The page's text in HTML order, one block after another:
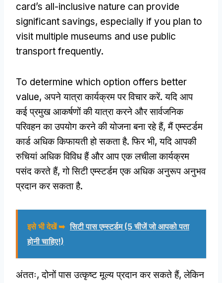
card’s all-inclusive nature can provide
significant savings, especially if you plan to
visit multiple museums and use public
transport frequently.
To determine which option offers better
value, अपने यात्रा कार्यक्रम पर विचार करें. यदि आप
कई प्रमुख आकर्षणों की यात्रा करने और सार्वजनिक
परिवहन का उपयोग करने की योजना बना रहे हैं, मैं एम्स्टर्डम
कार्ड अधिक किफायती हो सकता है. फिर भी, यदि आपकी
रुचियां अधिक विविध हैं और आप एक लचीला कार्यक्रम
पसंद करते हैं, गो सिटी एम्स्टर्डम एक अधिक अनुरूप अनुभव
प्रदान कर सकता है.
इसे भी देखें ➥ सिटी पास एम्स्टर्डम (5 चीजें जो आपको पता
होनी चाहिए!)
अंततः, दोनों पास उत्कृष्ट मूल्य प्रदान कर सकते हैं, लेकिन